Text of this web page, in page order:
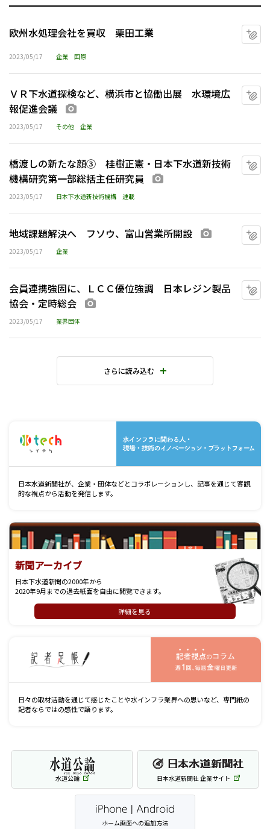
欧州水処理会社を買収 栗田工業
2023/05/17 企業 国際
ＶＲ下水道探検など、横浜市と協働出展 水環境広
報促進会議
2023/05/17 その他 企業
橋渡しの新たな顔③ 桂樹正憲・日本下水道新技術
機構研究第一部総括主任研究員
2023/05/17 日本下水道新技術機構 連載
地域課題解決へ フソウ、富山営業所開設
2023/05/17 企業
会員連携強固に、ＬＣＣ優位強調 日本レジン製品
協会・定時総会
2023/05/17 業界団体
さらに読み込む
日本水道新聞社が、企業・団体などとコラボレーションし、記事を通じて客観
的な視点から活動を発信します。
新聞アーカイブ
日本下水道新聞の2000年から
2020年9月までの過去紙面を自由に閲覧できます。
詳細を見る
日々の取材活動を通じて感じたことや水インフラ業界への思いなど、専門紙の
記者ならではの感性で語ります。
水道公論 日本水道新聞社 企業サイト
ホーム画面への追加方法